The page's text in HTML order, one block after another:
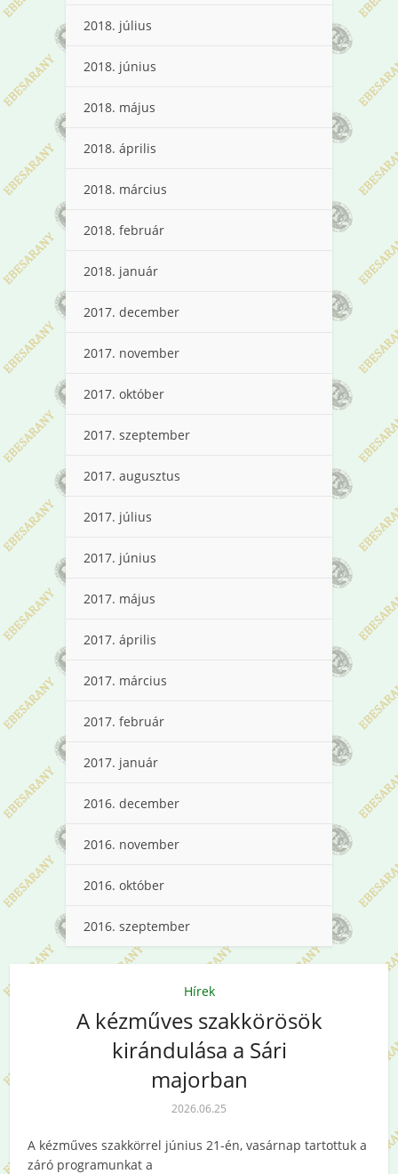
2018. július
2018. június
2018. május
2018. április
2018. március
2018. február
2018. január
2017. december
2017. november
2017. október
2017. szeptember
2017. augusztus
2017. július
2017. június
2017. május
2017. április
2017. március
2017. február
2017. január
2016. december
2016. november
2016. október
2016. szeptember
Hírek
A kézműves szakkörösök
kirándulása a Sári
majorban
2026.06.25
A kézműves szakkörrel június 21-én, vasárnap tartottuk a
záró programunkat a